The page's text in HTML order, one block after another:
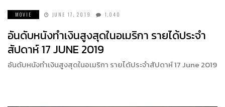
MOVIE JUNE 17, 2019 1,040
อันดับหนังทำเงินสูงสุดในอเมริกา รายได้ประจำ
สัปดาห์ 17 JUNE 2019
อันดับหนังทำเงินสูงสุดในอเมริกา รายได้ประจำสัปดาห์ 17 June 2019